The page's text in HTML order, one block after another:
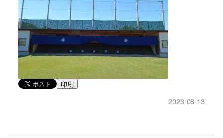
印刷
2023-08-13